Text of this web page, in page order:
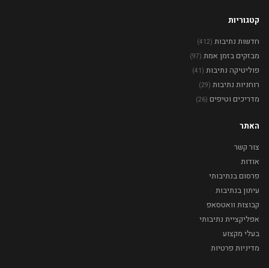
קטגוריות
חדשות נתיבות (412)
מבזקים בזמן אמת (97)
פוליטיקה נתיבות (41)
רוחניות נתיבות (29)
מדריכים וטיפים (26)
האתר
צור קשר
אודות
פרסום בנתיבותי
עיתון בנתיבות
קבוצות וואטסאפ
אפליקציית נתיבותי
בעלי מקצוע
מדיניות פרטיות